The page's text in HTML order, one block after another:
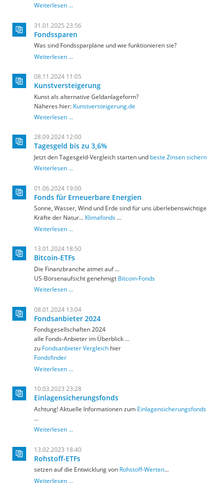
Weiterlesen …Rohstoff-
Gold-
Silber-
Platin
31.01.2025 23:56
Fondssparen
Was sind Fondssparpläne und wie funktionieren sie?
Weiterlesen …Fondssparen
08.11.2024 11:05
Kunstversteigerung
Kunst als alternative Geldanlageform?
Näheres hier: Kunstversteigerung.de
Weiterlesen …
28.09.2024 12:00
Tagesgeld bis zu 3,6%
Jetzt den Tagesgeld-Vergleich starten und beste Zinsen sichern
Weiterlesen …
01.06.2024 19:00
Fonds für Erneuerbare Energien
Sonne, Wasser, Wind und Erde sind für uns überlebenswichtige
Kräfte der Natur... Klimafonds ...
Weiterlesen …Fonds
Erneuerbare
Energien
13.01.2024 18:50
Bitcoin-ETFs
Die Finanzbranche atmet auf ...
US-Börsenaufsicht genehmigt Bitcoin-Fonds
Weiterlesen …Bitcoin-
08.01.2024 13:04
Fondsanbieter 2024
Fondsgesellschaften 2024
alle Fonds-Anbieter im Überblick ...
zu Fondsanbieter Vergleich hier
Fondsfinder
Weiterlesen …Fondsanbieter
10.03.2023 23:28
Einlagensicherungsfonds
Achtung! Aktuelle Informationen zum Einlagensicherungsfonds
...
Weiterlesen …Einlagensicherungsfonds
13.02.2023 18:40
Rohstoff-ETFs
setzen auf die Entwicklung von Rohstoff-Werten...
Weiterlesen …Rohstoff-